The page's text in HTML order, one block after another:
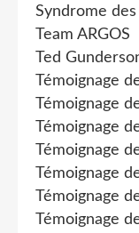
Syndrome
Team ARGOS
Ted
Témoignage
Témoignage
Témoignage
Témoignage
Témoignage
Témoignage
Témoignage